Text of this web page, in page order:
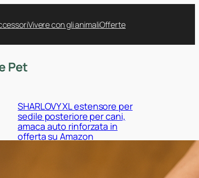
Vivere con gli animaliOfferte
Pet
SHARLOVY XL estensore per
sedile posteriore per cani,
amaca auto rinforzata in
offerta su Amazon